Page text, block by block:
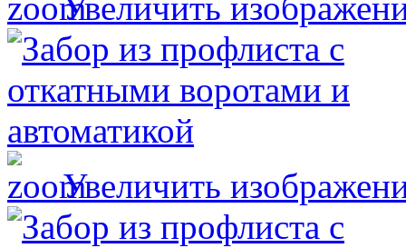
Увеличить
Увеличить